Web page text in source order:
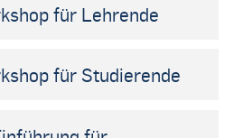
für Lehrende
für Studierende